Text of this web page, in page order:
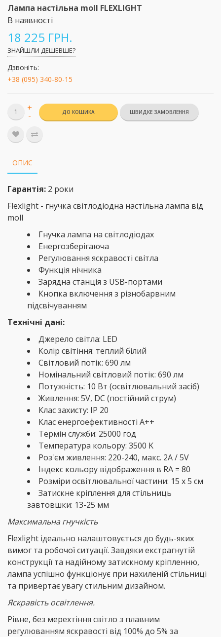
Лампа настільна moll FLEXLIGHT
В наявності
18 225 ГРН.
ЗНАЙШЛИ ДЕШЕВШЕ?
Дзвоніть:
+38 (095) 340-80-15
+
- ДО КОШИКА
ОПИС
Гарантія: 2 роки
Flexlight - гнучка світлодіодна настільна лампа від
moll
Гнучка лампа на світлодіодах
Енергозберігаюча
Регулювання яскравості світла
Функція нічника
Зарядна станція з USB-портами
Кнопка включення з різнобарвним
підсвічуванням
Технічні дані:
Джерело світла: LED
Колір світіння: теплий білий
Світловий потік: 690 лм
Номінальний світловий потік: 690 лм
Потужність: 10 Вт (освітлювальний засіб)
Живлення: 5V, DC (постійний струм)
Клас захисту: IP 20
Клас енергоефективності А++
Термін служби: 25000 год
Температура кольору: 3500 K
Роз'єм живлення: 220-240, макс. 2A / 5V
Індекс кольору відображення в RA = 80
Розміри освітлювальної частини: 15 х 5 см
Затискне кріплення для стільниць
завтовшки: 13-25 мм
Максимальна гнучкість
Flexlight ідеально налаштовується до будь-яких
вимог та робочої ситуації. Завдяки екстрагнутій
конструкції та надійному затискному кріпленню,
лампа успішно функціонує при нахиленій стільниці
та привертає увагу стильним дизайном.
Яскравість освітлення.
Рівне, без мерехтіння світло з плавним
регулюванням яскравості від 100% до 5% за